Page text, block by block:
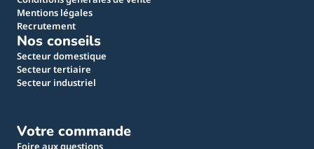
Mentions légales
Recrutement
Nos conseils
Secteur domestique
Secteur tertiaire
Secteur industriel
Votre commande
Foire aux questions